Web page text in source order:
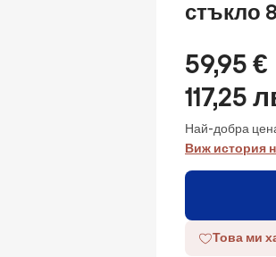
стъкло
59,95 €
117,25
Най-добра
Виж история
Това ми